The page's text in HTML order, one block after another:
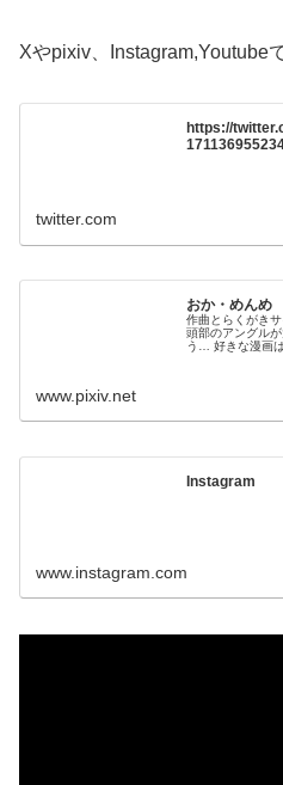
Xやpixiv、Instagram,Youtube
https://
twitter.com
おか・めんめ
作曲とらくがき
頭部のアングル
う… 好きな漫画
www.pixiv.net
Instagram
www.instagram.com